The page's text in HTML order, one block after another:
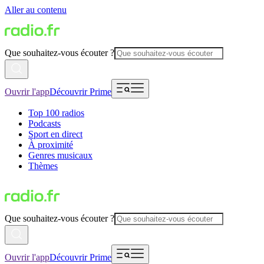
Aller au contenu
Que souhaitez-vous écouter ?
Ouvrir l'appDécouvrir Prime
Top 100 radios
Podcasts
Sport en direct
À proximité
Genres musicaux
Thèmes
Que souhaitez-vous écouter ?
Ouvrir l'appDécouvrir Prime